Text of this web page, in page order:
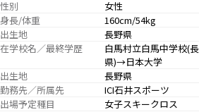
性別
女性
身長/体重
160cm/54kg
出生地
長野県
在学校名／最終学歴
白馬村立白馬中学校(
県)→日本大学
出生地
長野県
勤務先／所属先
ICI石井スポーツ
出場予定種目
女子スキークロス